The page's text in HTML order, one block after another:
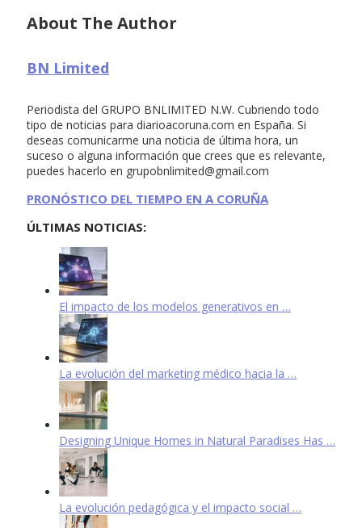
About The Author
BN Limited
Periodista del GRUPO BNLIMITED N.W. Cubriendo todo
tipo de noticias para diarioacoruna.com en España. Si
deseas comunicarme una noticia de última hora, un
suceso o alguna información que crees que es relevante,
puedes hacerlo en grupobnlimited@gmail.com
PRONÓSTICO DEL TIEMPO EN A CORUÑA
ÚLTIMAS NOTICIAS:
El impacto de los modelos generativos en …
La evolución del marketing médico hacia la …
Designing Unique Homes in Natural Paradises Has …
La evolución pedagógica y el impacto social …